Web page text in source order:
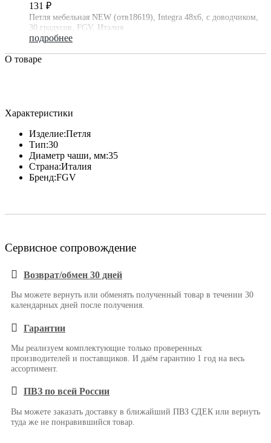
131 ₽
Петля мебельная NEW (отв18619), Integra 48х6, с доводчиком,
30 градусов, FGV, Италия
подробнее
О товаре
Характеристики
Изделие:Петля
Тип:30
Диаметр чаши, мм:35
Страна:Италия
Бренд:FGV
Сервисное сопровождение
Возврат/обмен 30 дней
Вы можете вернуть или обменять полученный товар в течении 30
календарных дней после получения.
Гарантии
Мы реализуем комплектующие только проверенных
производителей и поставщиков. И даём гарантию 1 год на весь
ассортимент.
ПВЗ по всей России
Вы можете заказать доставку в ближайший ПВЗ СДЕК или вернуть
туда же не понравившийся товар.